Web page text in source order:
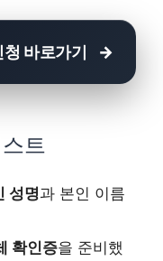
바로가기
트
성명과 본인 이름
확인증을 준비했